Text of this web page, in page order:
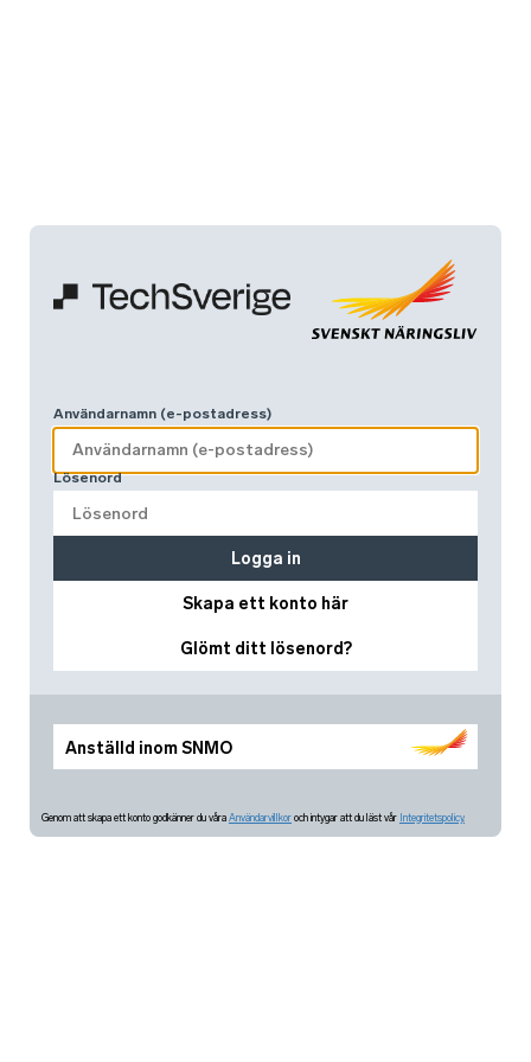
Anställd inom SNMO
Användarnamn (e-postadress)
Lösenord
Skapa ett konto här
Glömt ditt lösenord?
Logga in
Genom att skapa ett konto godkänner du våra Användarvillkor och intygar att du läst vår Integritetspolicy.